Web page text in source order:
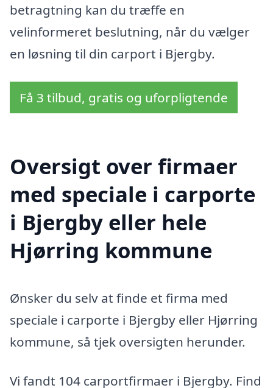
betragtning kan du træffe en
velinformeret beslutning, når du vælger
en løsning til din carport i Bjergby.
Få 3 tilbud, gratis og uforpligtende
Oversigt over firmaer
med speciale i carporte
i Bjergby eller hele
Hjørring kommune
Ønsker du selv at finde et firma med
speciale i carporte i Bjergby eller Hjørring
kommune, så tjek oversigten herunder.
Vi fandt 104 carportfirmaer i Bjergby. Find